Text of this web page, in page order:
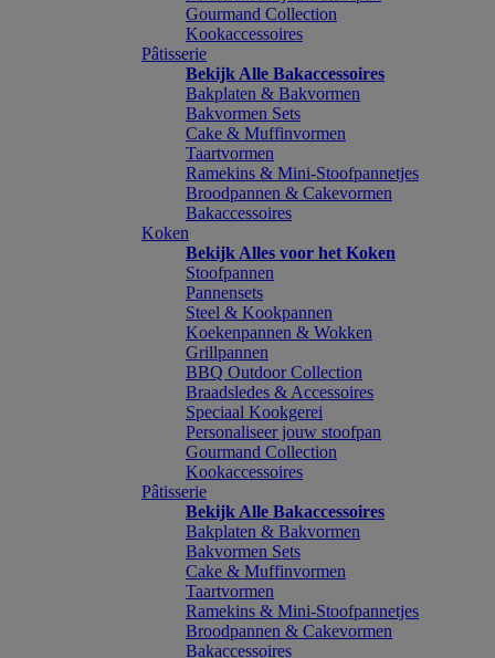
Gourmand Collection
Kookaccessoires
Pâtisserie
Bekijk Alle Bakaccessoires
Bakplaten & Bakvormen
Bakvormen Sets
Cake & Muffinvormen
Taartvormen
Ramekins & Mini-Stoofpannetjes
Broodpannen & Cakevormen
Bakaccessoires
Koken
Bekijk Alles voor het Koken
Stoofpannen
Pannensets
Steel & Kookpannen
Koekenpannen & Wokken
Grillpannen
BBQ Outdoor Collection
Braadsledes & Accessoires
Speciaal Kookgerei
Personaliseer jouw stoofpan
Gourmand Collection
Kookaccessoires
Pâtisserie
Bekijk Alle Bakaccessoires
Bakplaten & Bakvormen
Bakvormen Sets
Cake & Muffinvormen
Taartvormen
Ramekins & Mini-Stoofpannetjes
Broodpannen & Cakevormen
Bakaccessoires